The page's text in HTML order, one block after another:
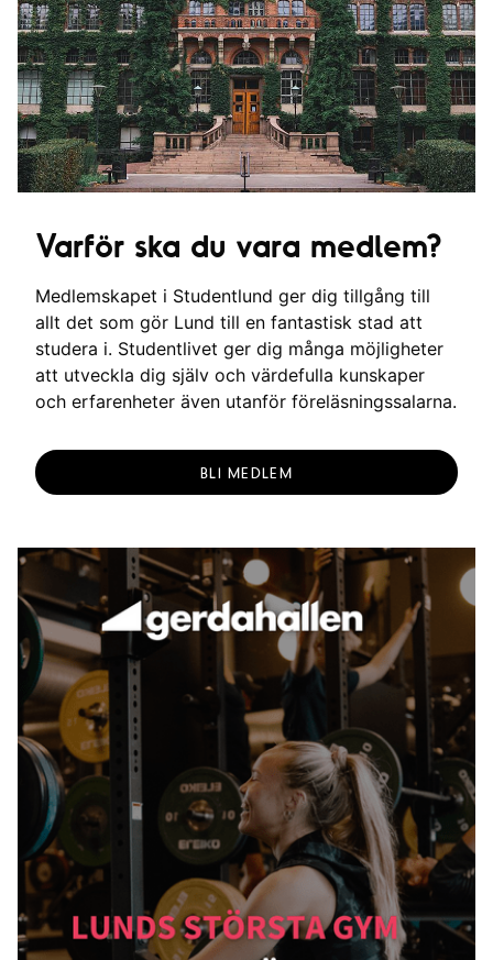
Varför ska du vara medlem?
Medlemskapet i Studentlund ger dig tillgång till
allt det som gör Lund till en fantastisk stad att
studera i. Studentlivet ger dig många möjligheter
att utveckla dig själv och värdefulla kunskaper
och erfarenheter även utanför föreläsningssalarna.
BLI MEDLEM